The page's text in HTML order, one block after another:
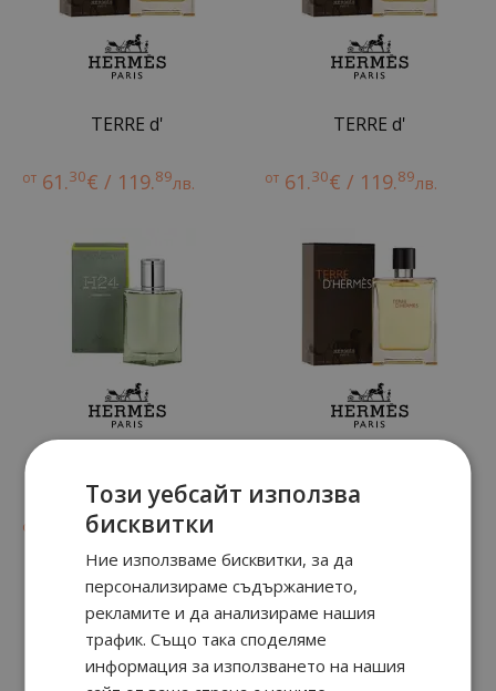
TERRE d'
от 61.30€ / 119.89лв.
TERRE d'
от 61.30€ / 119.89лв.
от € / 128.89 лв.
Този уебсайт използва
бисквитки
Ние използваме бисквитки, за да
персонализираме съдържанието,
рекламите и да анализираме нашия
трафик. Също така споделяме
информация за използването на нашия